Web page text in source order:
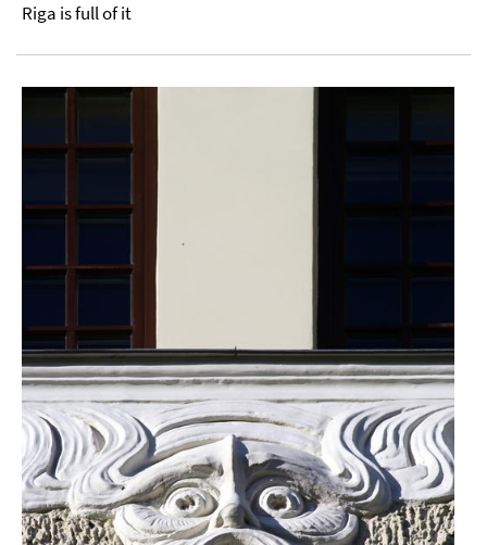
Riga is full of it